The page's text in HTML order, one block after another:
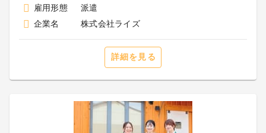
雇用形態
派遣
企業名
株式会社ライズ
詳細を見る